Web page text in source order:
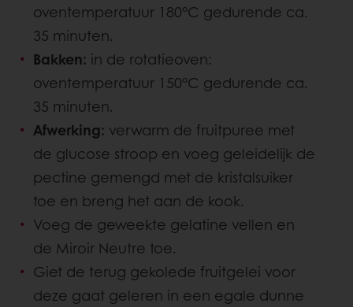
oventemperatuur 180°C gedurende ca.
35 minuten.
Bakken: in de rotatieoven:
oventemperatuur 150°C gedurende ca.
35 minuten.
Afwerking: verwarm de fruitpuree met
de glucose stroop en voeg geleidelijk de
pectine gemengd met de kristalsuiker
toe en breng het aan de kook.
Voeg de geweekte gelatine vellen en
de Miroir Neutre toe.
Giet de terug gekolede fruitgelei voor
deze gaat geleren in een egale dunne